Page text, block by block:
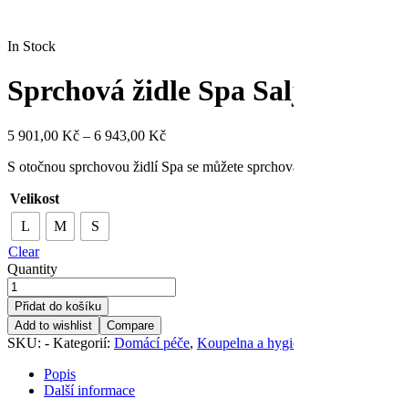
In Stock
Sprchová židle Spa Saljol
5 901,00 Kč – 6 943,00 Kč
S otočnou sprchovou židlí Spa se můžete sprchovat bezpečně a
Velikost
L
M
S
Clear
Quantity
Přidat do košíku
Add to wishlist
Compare
SKU: - Kategorií: Domácí péče, Koupelna a hygiena
Popis
Další informace